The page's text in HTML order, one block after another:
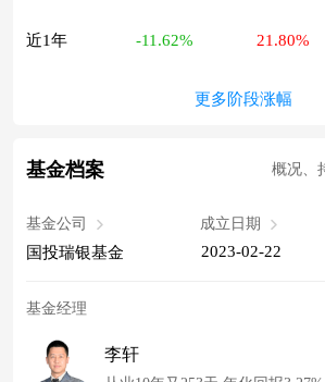
近1年 -11.62% 21.80%
更多阶段涨幅
基金档案 概况、
基金公司
国投瑞银基金
成立日期
2023-02-22
基金经理
李轩